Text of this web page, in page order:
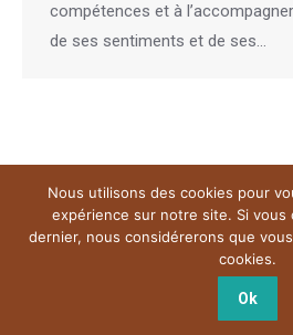
compétences et à
de ses sentiments et de ses…
Menu
Copyright © 2026 Plateforme de
réservés.
Privium – Des services qui
psychologues, psychotherapeutes
RGPD - Politique de
Nous utilisons des cookies pour
expérience sur notre site. Si vous
dernier, nous considérerons que
cookies.
Ok